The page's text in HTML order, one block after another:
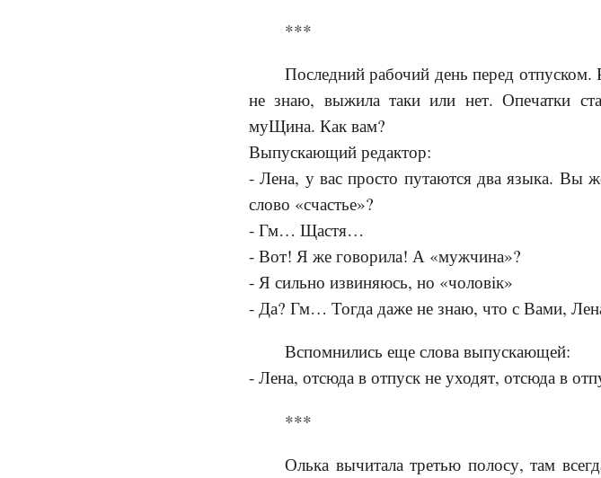
***
Последний рабочий день перед
не знаю, выжила таки или нет. Опечатки
муЩина. Как вам?
Выпускающий редактор:
- Лена, у вас просто путаются два языка. Вы
слово «счастье»?
- Гм… Щастя…
- Вот! Я же говорила! А «мужчина»?
- Я сильно извиняюсь, но «чоловiк»
- Да? Гм… Тогда даже не знаю, что с Вами,
Вспомнились еще слова выпускающей:
- Лена, отсюда в отпуск не уходят, отсюда в
***
Олька вычитала третью полосу, там